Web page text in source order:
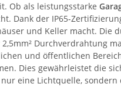
Ob als leistungsstarke
Dank der IP65-
und Keller macht. Die
Durchverdrahtung
und öffentlichen
Dies gewährleistet die
eine Lichtquelle,